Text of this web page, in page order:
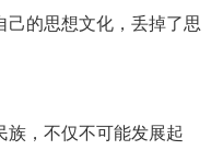
的思想文化，丢掉了思
，不仅不可能发展起